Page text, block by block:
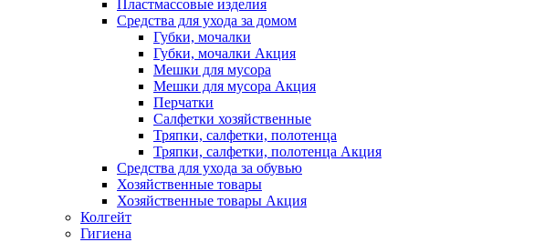
Пластмассовые изделия
Средства для ухода за домом
Губки, мочалки
Губки, мочалки Акция
Мешки для мусора
Мешки для мусора Акция
Перчатки
Салфетки хозяйственные
Тряпки, салфетки, полотенца
Тряпки, салфетки, полотенца Акция
Средства для ухода за обувью
Хозяйственные товары
Хозяйственные товары Акция
Колгейт
Гигиена